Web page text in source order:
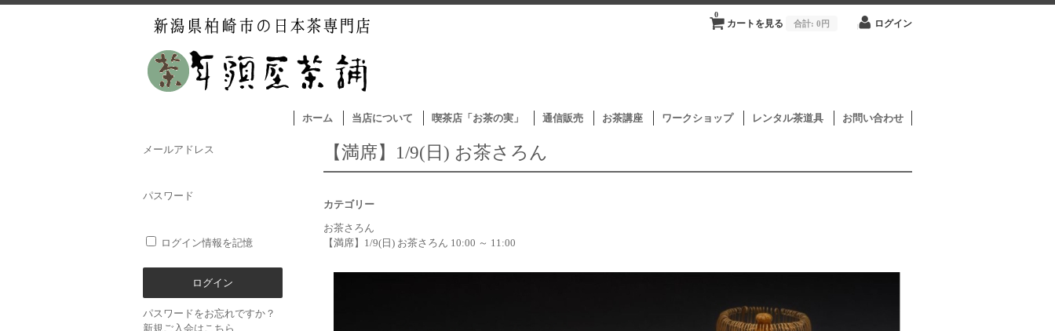
カートを見る
0
合計: 0円 ログイン
ホーム 当店について 喫茶店「お茶の実」 通信販売 お茶講座 ワークショップ レンタル茶道具 お問い合わせ
【満席】1/9(日) お茶さろん
カテゴリー
お茶さろん
【満席】1/9(日) お茶さろん 10:00 ～ 11:00
メールアドレス
パスワード
ログイン情報を記憶
パスワードをお忘れですか？
新規ご入会はこちら